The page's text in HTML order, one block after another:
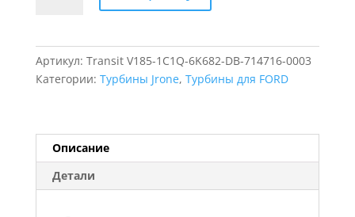
Transit
1C1Q-
6K682-
Артикул: Transit V185-1C1Q-6K682-DB-714716-0003
Категории: Турбины Jrone, Турбины для FORD
Описание
Детали